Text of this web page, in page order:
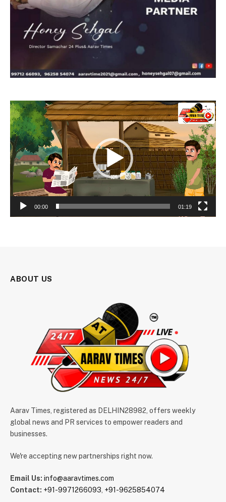
Video
Player
00:00 01:19
ABOUT US
Aarav Times, registered as DELHIN28982, offers weekly
global news and PR services to empower readers and
businesses.
We're accepting new partnerships right now.
Email Us: info@aaravtimes.com
Contact: +91-9971266093, +91-9625854074